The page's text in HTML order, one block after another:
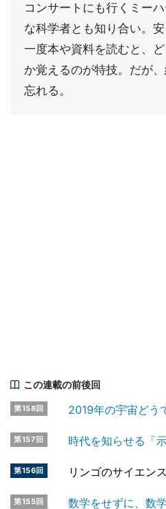
コンサートにも行くミー
な科学者とも知り合い。
一度本や資料を読むと、
か覚えるのが特技。だが
忘れる。
この連載の前後回
第158回 2019年の宇宙どう
第157回 時代を知らせる「
第156回 リンゴのサイエン
第155回 数学をせずに、数